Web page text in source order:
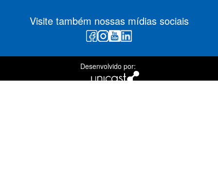
Visite também nossas mídias sociais
Desenvolvido por: